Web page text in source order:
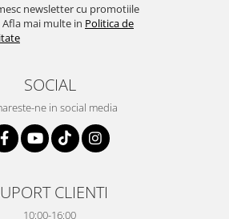
newsletter cu promotiile
mai multe in Politica de
SOCIAL
ne in social media
CLIENTI
10:00-16:00